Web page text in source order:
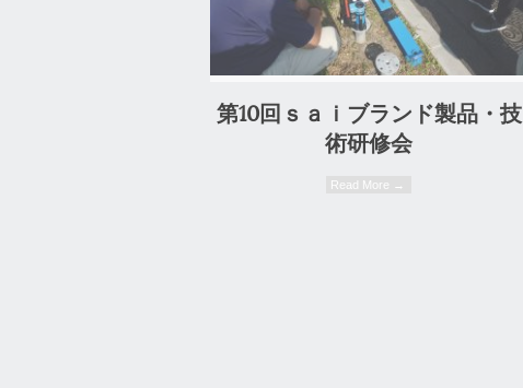
第10回ｓａｉブランド製品・技
術研修会
Read More →